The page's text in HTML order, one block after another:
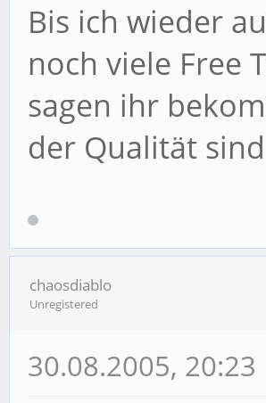
Bis ich wieder
noch viele Free
sagen ihr
der Qualität
chaosdiablo
Unregistered
30.08.2005, 20:23